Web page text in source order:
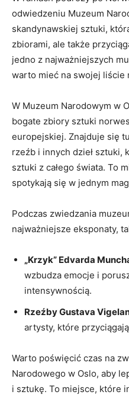
‌odwiedzeniu⁤ Muzeum
skandynawskiej sztuki,
zbiorami, ⁣ale także
‍jedno ⁣z ‌najważniejszych
warto ​mieć na swojej liście
W ⁤Muzeum Narodowym ⁢w
bogate zbiory sztuki
europejskiej. ​Znajduje‌ się
rzeźb i innych dzieł sztuki,
sztuki z całego świata. ⁣To
‍spotykają się w jednym
Podczas zwiedzania
najważniejsze eksponaty,
„Krzyk” Edvarda
⁢wzbudza emocje i
intensywnością.
Rzeźby Gustava‍
artysty, które
Warto poświęcić czas ⁣na
Narodowego ⁤w ⁢Oslo, aby
i ‌sztukę. To miejsce, które